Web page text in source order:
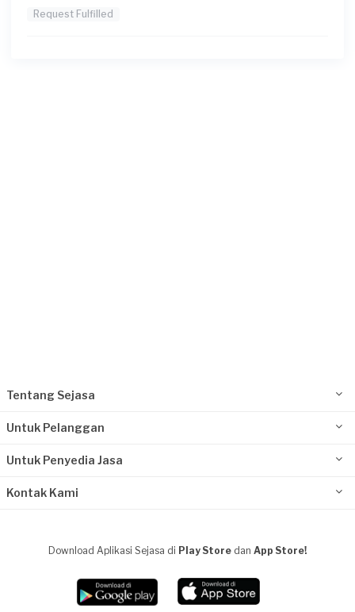
Tangerang Kabupaten, Banten
Request Fulfilled
Tentang Sejasa
Untuk Pelanggan
Untuk Penyedia Jasa
Kontak Kami
Download Aplikasi Sejasa di Play Store dan App Store!